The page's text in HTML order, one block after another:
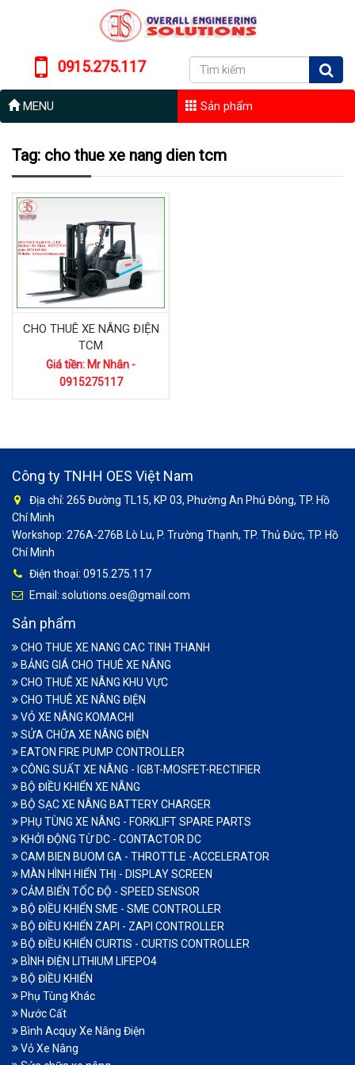
0915.275.117
MENU Sản phẩm
Tag: cho thue xe nang dien tcm
CHO THUÊ XE NÂNG ĐIỆN
TCM
Giá tiền: Mr Nhân -
0915275117
Công ty TNHH OES Việt Nam
Địa chỉ: 265 Đường TL15, KP 03, Phường An Phú Đông, TP. Hồ
Chí Minh
Workshop: 276A-276B Lò Lu, P. Trường Thạnh, TP. Thủ Đức, TP. Hồ
Chí Minh
Điện thoại: 0915.275.117
Email: solutions.oes@gmail.com
Sản phẩm
CHO THUE XE NANG CAC TINH THANH
BẢNG GIÁ CHO THUÊ XE NÂNG
CHO THUÊ XE NÂNG KHU VỰC
CHO THUÊ XE NÂNG ĐIỆN
VỎ XE NÂNG KOMACHI
SỬA CHỮA XE NÂNG ĐIỆN
EATON FIRE PUMP CONTROLLER
CÔNG SUẤT XE NÂNG - IGBT-MOSFET-RECTIFIER
BỘ ĐIỀU KHIỂN XE NÂNG
BỘ SẠC XE NÂNG BATTERY CHARGER
PHỤ TÙNG XE NÂNG - FORKLIFT SPARE PARTS
KHỞI ĐỘNG TỪ DC - CONTACTOR DC
CAM BIEN BUOM GA - THROTTLE -ACCELERATOR
MÀN HÌNH HIỂN THỊ - DISPLAY SCREEN
CẢM BIẾN TỐC ĐỘ - SPEED SENSOR
BỘ ĐIỀU KHIỂN SME - SME CONTROLLER
BỘ ĐIỀU KHIỂN ZAPI - ZAPI CONTROLLER
BỘ ĐIỀU KHIỂN CURTIS - CURTIS CONTROLLER
BÌNH ĐIỆN LITHIUM LIFEPO4
BỘ ĐIỀU KHIỂN
Phụ Tùng Khác
Nước Cất
Bình Acquy Xe Nâng Điện
Vỏ Xe Nâng